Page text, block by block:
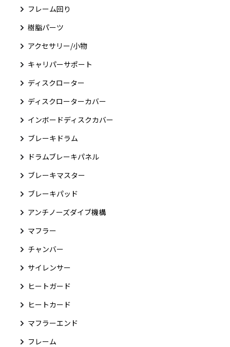
フレーム回り
樹脂パーツ
アクセサリー/小物
キャリパーサポート
ディスクローター
ディスクローターカバー
インボードディスクカバー
ブレーキドラム
ドラムブレーキパネル
ブレーキマスター
ブレーキパッド
アンチノーズダイブ機構
マフラー
チャンバー
サイレンサー
ヒートガード
ヒートカード
マフラーエンド
フレーム